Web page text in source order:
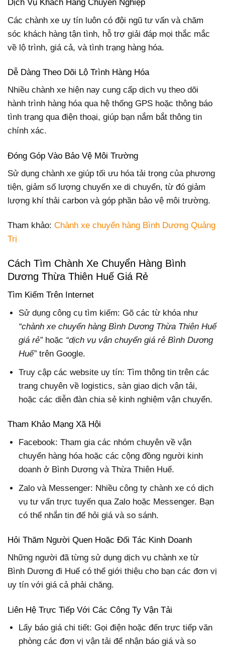
Dịch Vụ Khách Hàng Chuyên Nghiệp
Các chành xe uy tín luôn có đội ngũ tư vấn và chăm
sóc khách hàng tận tình, hỗ trợ giải đáp mọi thắc mắc
về lộ trình, giá cả, và tình trạng hàng hóa.
Dễ Dàng Theo Dõi Lộ Trình Hàng Hóa
Nhiều chành xe hiện nay cung cấp dịch vụ theo dõi
hành trình hàng hóa qua hệ thống GPS hoặc thông báo
tình trạng qua điện thoại, giúp bạn nắm bắt thông tin
chính xác.
Đóng Góp Vào Bảo Vệ Môi Trường
Sử dụng chành xe giúp tối ưu hóa tải trọng của phương
tiện, giảm số lượng chuyến xe di chuyển, từ đó giảm
lượng khí thải carbon và góp phần bảo vệ môi trường.
Tham khảo: Chành xe chuyển hàng Bình Dương Quảng
Trị
Cách Tìm Chành Xe Chuyển Hàng Bình
Dương Thừa Thiên Huế Giá Rẻ
Tìm Kiếm Trên Internet
Sử dụng công cụ tìm kiếm: Gõ các từ khóa như
“chành xe chuyển hàng Bình Dương Thừa Thiên Huế
giá rẻ”hoặc “dịch vụ vận chuyển giá rẻ Bình Dương
Huế”trên Google.
Truy cập các website uy tín: Tìm thông tin trên các
trang chuyên về logistics, sàn giao dịch vận tải,
hoặc các diễn đàn chia sẻ kinh nghiệm vận chuyển.
Tham Khảo Mạng Xã Hội
Facebook: Tham gia các nhóm chuyên về vận
chuyển hàng hóa hoặc các cộng đồng người kinh
doanh ở Bình Dương và Thừa Thiên Huế.
Zalo và Messenger: Nhiều công ty chành xe có dịch
vụ tư vấn trực tuyến qua Zalo hoặc Messenger. Bạn
có thể nhắn tin để hỏi giá và so sánh.
Hỏi Thăm Người Quen Hoặc Đối Tác Kinh Doanh
Những người đã từng sử dụng dịch vụ chành xe từ
Bình Dương đi Huế có thể giới thiệu cho bạn các đơn vị
uy tín với giá cả phải chăng.
Liên Hệ Trực Tiếp Với Các Công Ty Vận Tải
Lấy báo giá chi tiết: Gọi điện hoặc đến trực tiếp văn
phòng các đơn vị vận tải để nhận báo giá và so